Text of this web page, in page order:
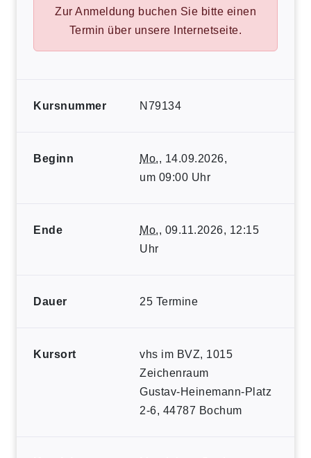
Zur Anmeldung buchen Sie bitte einen
Termin über unsere Internetseite.
Kursnummer N79134
Beginn Mo., 14.09.2026,
um 09:00 Uhr
Ende Mo., 09.11.2026, 12:15
Uhr
Dauer 25 Termine
Kursort
vhs im BVZ, 1015
Zeichenraum
Gustav-Heinemann-Platz
2-6, 44787 Bochum